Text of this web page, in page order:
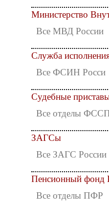
Министерство
Все МВД России
Служба
Все ФСИН Росси
Судебные
Все отделы
ЗАГСы
Все ЗАГС России
Пенсионный фонд
Все отделы ПФР